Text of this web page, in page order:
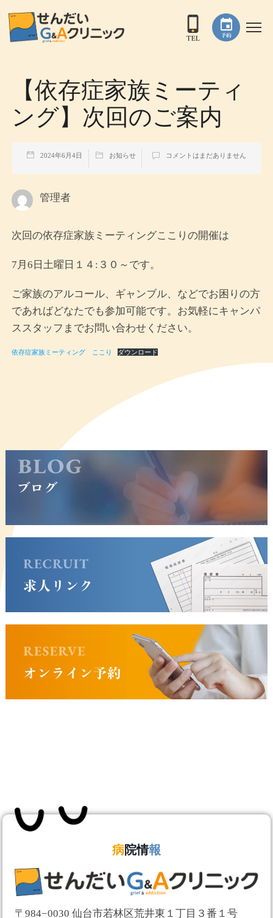
【依存症家族ミーティ
ング】次回のご案内
2024年6月4日 お知らせ コメントはまだありません
管理者
次回の依存症家族ミーティングここりの開催は
7月6日土曜日１４:３０～です。
ご家族のアルコール、ギャンブル、などでお困りの方
であればどなたでも参加可能です。お気軽にキャンパ
ススタッフまでお問い合わせください。
依存症家族ミーティング ここり ダウンロード
病院情報
〒984−0030 仙台市若林区荒井東１丁目３番１号